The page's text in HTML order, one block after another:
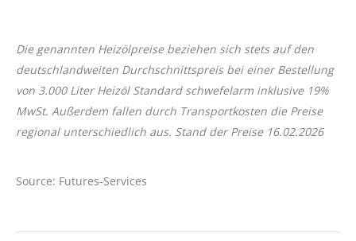
Die genannten Heizölpreise beziehen sich stets auf den
deutschlandweiten Durchschnittspreis bei einer Bestellung
von 3.000 Liter Heizöl Standard schwefelarm inklusive 19%
MwSt. Außerdem fallen durch Transportkosten die Preise
regional unterschiedlich aus. Stand der Preise 16.02.2026
Source: Futures-Services